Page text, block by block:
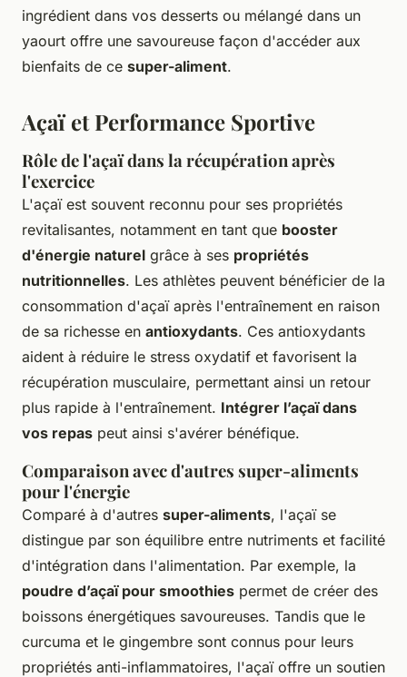
ingrédient dans vos desserts ou mélangé dans un
yaourt offre une savoureuse façon d'accéder aux
bienfaits de ce super-aliment.
Açaï et Performance Sportive
Rôle de l'açaï dans la récupération après
l'exercice
L'açaï est souvent reconnu pour ses propriétés
revitalisantes, notamment en tant que booster
d'énergie naturel grâce à ses propriétés
nutritionnelles. Les athlètes peuvent bénéficier de la
consommation d'açaï après l'entraînement en raison
de sa richesse en antioxydants. Ces antioxydants
aident à réduire le stress oxydatif et favorisent la
récupération musculaire, permettant ainsi un retour
plus rapide à l'entraînement. Intégrer l’açaï dans
vos repas peut ainsi s'avérer bénéfique.
Comparaison avec d'autres super-aliments
pour l'énergie
Comparé à d'autres super-aliments, l'açaï se
distingue par son équilibre entre nutriments et facilité
d'intégration dans l'alimentation. Par exemple, la
poudre d’açaï pour smoothies permet de créer des
boissons énergétiques savoureuses. Tandis que le
curcuma et le gingembre sont connus pour leurs
propriétés anti-inflammatoires, l'açaï offre un soutien